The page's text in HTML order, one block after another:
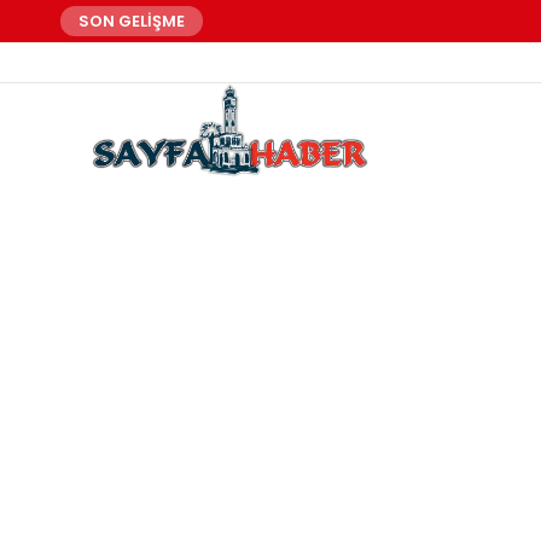
SON GELİŞME